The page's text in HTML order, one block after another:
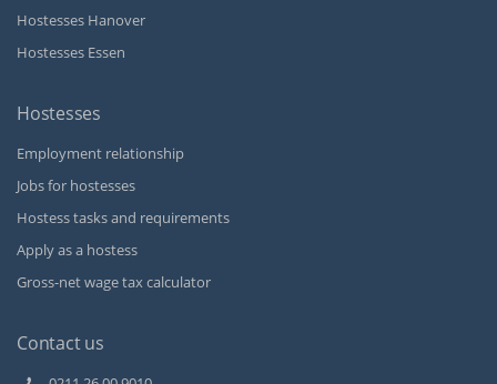
Hostesses Hanover
Hostesses Essen
Hostesses
Employment relationship
Jobs for hostesses
Hostess tasks and requirements
Apply as a hostess
Gross-net wage tax calculator
Contact us